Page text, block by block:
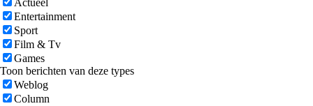
Actueel
Entertainment
Sport
Film & Tv
Games
Toon berichten van deze types
Weblog
Column